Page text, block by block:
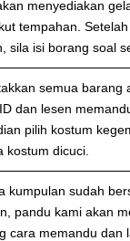
menyediakan
tempahan.
sila isi borang soal
semua barang
dan lesen
pilih kostum
kostum dicuci.
kumpulan sudah
pandu kami akan
cara memandu dan